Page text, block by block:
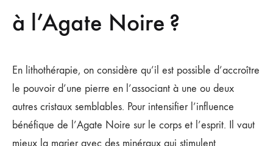
à l’Agate Noire ?
En lithothérapie, on considère qu’il est possible d’accroître
le pouvoir d’une pierre en l’associant à une ou deux
autres cristaux semblables. Pour intensifier l’influence
bénéfique de l’Agate Noire sur le corps et l’esprit. Il vaut
mieux la marier avec des minéraux qui stimulent